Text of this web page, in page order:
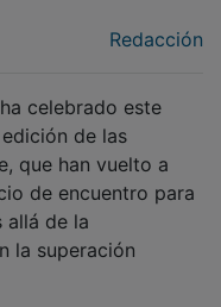
de las
que han vuelto a
de encuentro para
allá de la
superación